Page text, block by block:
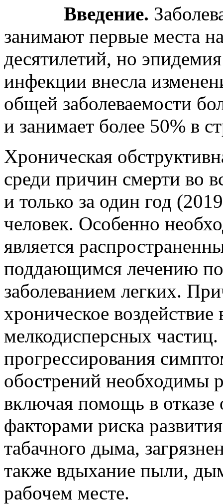
Введение.
занимают первые места
десятилетий, но
инфекции внесла
общей заболеваемости
и занимает более 50% в
Хроническая
среди причин смерти во
и только за один год
человек. Особенно
является
поддающимся лечению
заболеванием легких.
хроническое воздействие
мелкодисперсных
прогрессирования
обострений необходимы
включая помощь в
факторами риска
табачного дыма,
также вдыхание пыли,
рабочем месте.